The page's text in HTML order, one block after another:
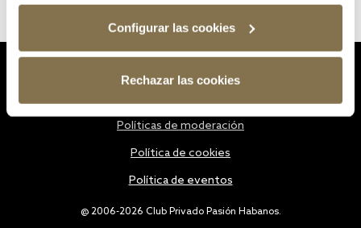
Configurar las cookies
Rechazar las cookies
@ 2006-2026 Club Privado Pasión Habanos.
Políticas de moderación
Política de cookies
Política de eventos